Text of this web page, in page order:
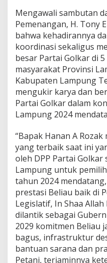
g
T
e
n
g
a
h
K
p
a
k
u
n
g
B
a
g
u
H
Mengawali sambutan
Pemenangan, H. Tony
bahwa kehadirannya
koordinasi sekaligus
besar Partai Golkar di
masyarakat Provinsi
Kabupaten Lampung
mengukir karya dan
Partai Golkar dalam
Lampung 2024
“Bapak Hanan A
yang terbaik saat ini
oleh DPP Partai Golkar
Lampung untuk
tahun 2024
prestasi Beliau baik di
Legislatif, In Shaa
dilantik sebagai
2029 komitmen Beliau
bagus, infrastruktur
bantuan sarana dan
Petani, terjaminnya